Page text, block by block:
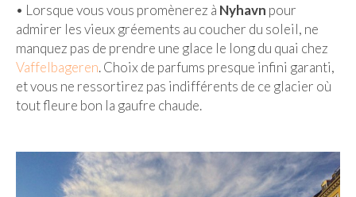
• Lorsque vous vous promènerez à Nyhavn pour
admirer les vieux gréements au coucher du soleil, ne
manquez pas de prendre une glace le long du quai chez
Vaffelbageren. Choix de parfums presque infini garanti,
et vous ne ressortirez pas indifférents de ce glacier où
tout fleure bon la gaufre chaude.